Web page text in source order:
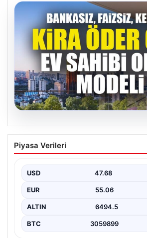
06.08.2026
DAP Yapı’dan Emlak
Kendini Ödeyen Yeni Proje
çeken DAP Gayrimenkul Geliştirme,
sunduğu yeni yaşam modeliyle…
Piyasa Verileri
USD 47.68
EUR 55.06
ALTIN 6494.5
BTC 3059899